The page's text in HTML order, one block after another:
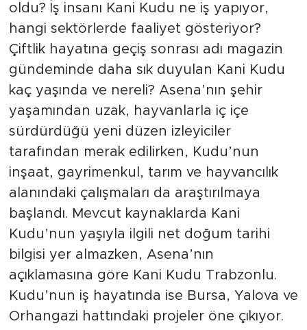
oldu? İş insanı Kani Kudu ne iş yapıyor,
hangi sektörlerde faaliyet gösteriyor?
Çiftlik hayatına geçiş sonrası adı magazin
gündeminde daha sık duyulan Kani Kudu
kaç yaşında ve nereli? Asena’nın şehir
yaşamından uzak, hayvanlarla iç içe
sürdürdüğü yeni düzen izleyiciler
tarafından merak edilirken, Kudu’nun
inşaat, gayrimenkul, tarım ve hayvancılık
alanındaki çalışmaları da araştırılmaya
başlandı. Mevcut kaynaklarda Kani
Kudu’nun yaşıyla ilgili net doğum tarihi
bilgisi yer almazken, Asena’nın
açıklamasına göre Kani Kudu Trabzonlu.
Kudu’nun iş hayatında ise Bursa, Yalova ve
Orhangazi hattındaki projeler öne çıkıyor.